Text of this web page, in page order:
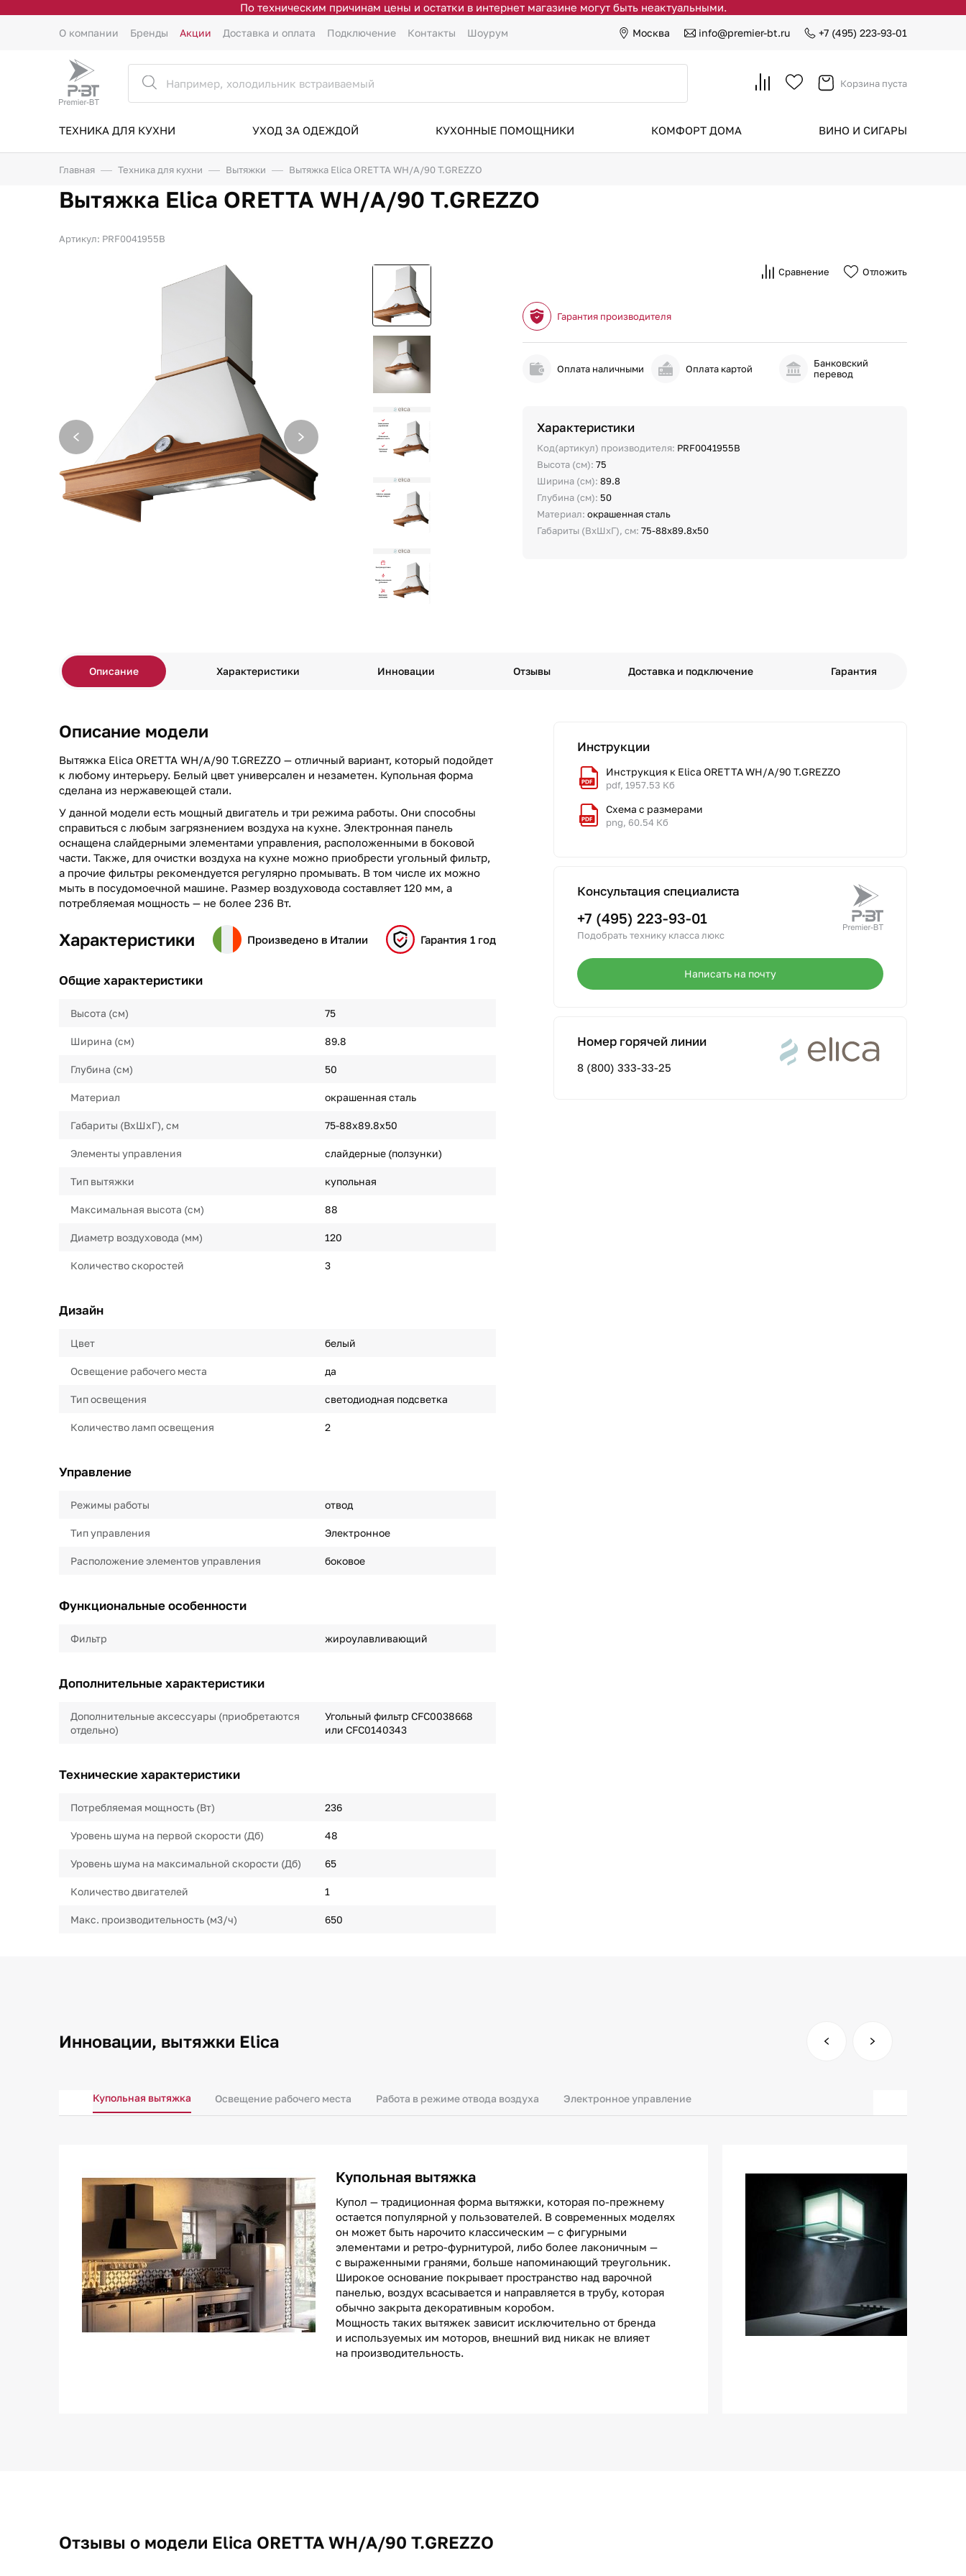
По техническим причинам цены и остатки в интернет магазине могут быть неактуальными.
О компании Бренды Акции Доставка и оплата Подключение Контакты Шоурум Москва info@premier-bt.ru +7 (495) 223-93-01
Корзина пуста
ТЕХНИКА ДЛЯ КУХНИ УХОД ЗА ОДЕЖДОЙ КУХОННЫЕ ПОМОЩНИКИ КОМФОРТ ДОМА ВИНО И СИГАРЫ
Главная Техника для кухни Вытяжки Вытяжка Elica ORETTA WH/A/90 T.GREZZO
Вытяжка Elica ORETTA WH/A/90 T.GREZZO
Артикул: PRF0041955B
Сравнение Отложить
Гарантия производителя
Оплата наличными Оплата картой
Банковский
перевод
Характеристики
Код(артикул) производителя: PRF0041955B
Высота (см):75
Ширина (см):89.8
Глубина (см): 50
Материал:окрашенная сталь
Габариты (ВхШхГ), см:75-88х89.8х50
Описание Характеристики Инновации Отзывы Доставка и подключение Гарантия
Описание модели
Вытяжка Elica ORETTA WH/A/90 T.GREZZO — отличный вариант, который подойдет
к любому интерьеру. Белый цвет универсален и незаметен. Купольная форма
сделана из нержавеющей стали.
У данной модели есть мощный двигатель и три режима работы. Они способны
справиться с любым загрязнением воздуха на кухне. Электронная панель
оснащена слайдерными элементами управления, расположенными в боковой
части. Также, для очистки воздуха на кухне можно приобрести угольный фильтр,
а прочие фильтры рекомендуется регулярно промывать. В том числе их можно
мыть в посудомоечной машине. Размер воздуховода составляет 120 мм, а
потребляемая мощность — не более 236 Вт.
Характеристики Произведено в Италии Гарантия 1 год
Общие характеристики
Высота (см) 75
Ширина (см) 89.8
Глубина (см) 50
Материал окрашенная сталь
Габариты (ВхШхГ), см 75-88х89.8х50
Элементы управления слайдерные (ползунки)
Тип вытяжки купольная
Максимальная высота (см) 88
Диаметр воздуховода (мм) 120
Количество скоростей 3
Дизайн
Цвет белый
Освещение рабочего места да
Тип освещения светодиодная подсветка
Количество ламп освещения 2
Управление
Режимы работы отвод
Тип управления Электронное
Расположение элементов управления боковое
Функциональные особенности
Фильтр жироулавливающий
Дополнительные характеристики
Дополнительные аксессуары (приобретаются
отдельно)
Угольный фильтр CFC0038668
или CFC0140343
Технические характеристики
Потребляемая мощность (Вт) 236
Уровень шума на первой скорости (Дб) 48
Уровень шума на максимальной скорости (Дб) 65
Количество двигателей 1
Макс. производительность (м3/ч) 650
Инструкции
Инструкция к Elica ORETTA WH/A/90 T.GREZZO
pdf, 1957.53 Кб
Схема с размерами
png, 60.54 Кб
Консультация специалиста
+7 (495) 223-93-01
Подобрать технику класса люкс
Написать на почту
Номер горячей линии
8 (800) 333-33-25
Инновации, вытяжки Elica
Купольная вытяжка Освещение рабочего места Работа в режиме отвода воздуха Электронное управление
Купольная вытяжка
Купол — традиционная форма вытяжки, которая по-прежнему
остается популярной у пользователей. В современных моделях
он может быть нарочито классическим — с фигурными
элементами и ретро-фурнитурой, либо более лаконичным —
с выраженными гранями, больше напоминающий треугольник.
Широкое основание покрывает пространство над варочной
панелью, воздух всасывается и направляется в трубу, которая
обычно закрыта декоративным коробом.
Мощность таких вытяжек зависит исключительно от бренда
и используемых им моторов, внешний вид никак не влияет
на производительность.
Отзывы о модели Elica ORETTA WH/A/90 T.GREZZO